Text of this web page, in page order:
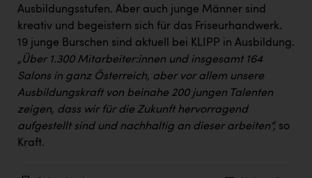
Wirtschaftskammer OÖ Energiehandel
Dopgas
kunden basics
kontakt
Ausbildungsstufen. Aber auch junge Männer sind
kreativ und begeistern sich für das Friseurhandwerk.
19 junge Burschen sind aktuell bei KLIPP in Ausbildung.
„Über 1.300 Mitarbeiter:innen und insgesamt 164
Salons in ganz Österreich, aber vor allem unsere
Ausbildungskraft von beinahe 200 jungen Talenten
zeigen, dass wir für die Zukunft hervorragend
aufgestellt sind und nachhaltig an dieser arbeiten“, so
Kraft.